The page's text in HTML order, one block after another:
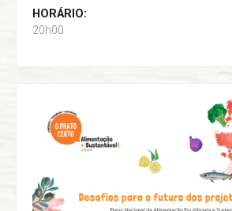
HORÁRIO:
20h00